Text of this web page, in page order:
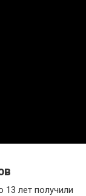
лет получили